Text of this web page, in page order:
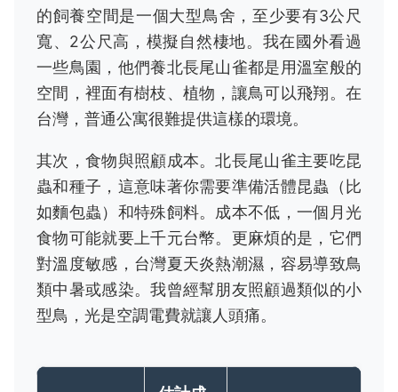
的飼養空間是一個大型鳥舍，至少要有3公尺
寬、2公尺高，模擬自然棲地。我在國外看過
一些鳥園，他們養北長尾山雀都是用溫室般的
空間，裡面有樹枝、植物，讓鳥可以飛翔。在
台灣，普通公寓很難提供這樣的環境。
其次，食物與照顧成本。北長尾山雀主要吃昆
蟲和種子，這意味著你需要準備活體昆蟲（比
如麵包蟲）和特殊飼料。成本不低，一個月光
食物可能就要上千元台幣。更麻煩的是，它們
對溫度敏感，台灣夏天炎熱潮濕，容易導致鳥
類中暑或感染。我曾經幫朋友照顧過類似的小
型鳥，光是空調電費就讓人頭痛。